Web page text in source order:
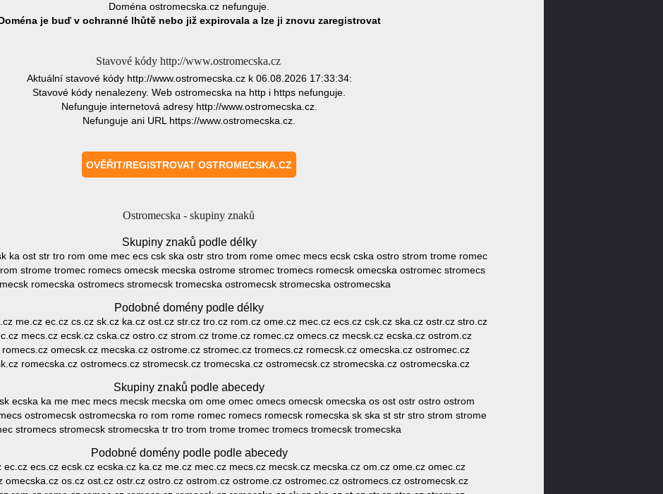
Doména ostromecska.cz nefunguje.
je buď v ochranné lhůtě nebo již expirovala a lze ji znovu zaregistrovat
Stavové kódy http://www.ostromecska.cz
Aktuální stavové kódy http://www.ostromecska.cz k 06.08.2026 17:33:34:
Stavové kódy nenalezeny. Web ostromecska na http i https nefunguje.
Nefunguje internetová adresy http://www.ostromecska.cz.
Nefunguje ani URL https://www.ostromecska.cz.
Ostromecska - skupiny znaků
Skupiny znaků podle délky
ka ost str tro rom ome mec ecs csk ska ostr stro trom rome omec mecs ecsk cska ostro strom trome romec
strome tromec romecs omecsk mecska ostrome stromec tromecs romecsk omecska ostromec stromecs
romecska ostromecs stromecsk tromecska ostromecsk stromecska ostromecska
Podobné domény podle délky
me.cz ec.cz cs.cz sk.cz ka.cz ost.cz str.cz tro.cz rom.cz ome.cz mec.cz ecs.cz csk.cz ska.cz ostr.cz stro.cz
mecs.cz ecsk.cz cska.cz ostro.cz strom.cz trome.cz romec.cz omecs.cz mecsk.cz ecska.cz ostrom.cz
omecsk.cz mecska.cz ostrome.cz stromec.cz tromecs.cz romecsk.cz omecska.cz ostromec.cz
romecska.cz ostromecs.cz stromecsk.cz tromecska.cz ostromecsk.cz stromecska.cz ostromecska.cz
Skupiny znaků podle abecedy
ecska ka me mec mecs mecsk mecska om ome omec omecs omecsk omecska os ost ostr ostro ostrom
ostromecsk ostromecska ro rom rome romec romecs romecsk romecska sk ska st str stro strom strome
stromecs stromecsk stromecska tr tro trom trome tromec tromecs tromecsk tromecska
Podobné domény podle podle abecedy
ec.cz ecs.cz ecsk.cz ecska.cz ka.cz me.cz mec.cz mecs.cz mecsk.cz mecska.cz om.cz ome.cz omec.cz
omecska.cz os.cz ost.cz ostr.cz ostro.cz ostrom.cz ostrome.cz ostromec.cz ostromecs.cz ostromecsk.cz